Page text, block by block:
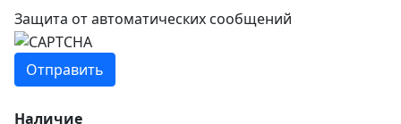
Защита от автоматических сообщений
Наличие